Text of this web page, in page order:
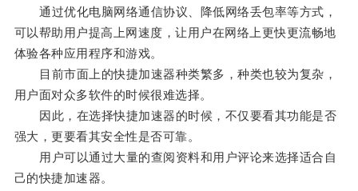
通过优化电脑网络通信协议、降低网络丢包率等方式，
可以帮助用户提高上网速度，让用户在网络上更快更流畅地
体验各种应用程序和游戏。
目前市面上的快捷加速器种类繁多，种类也较为复杂，
用户面对众多软件的时候很难选择。
因此，在选择快捷加速器的时候，不仅要看其功能是否
强大，更要看其安全性是否可靠。
用户可以通过大量的查阅资料和用户评论来选择适合自
己的快捷加速器。